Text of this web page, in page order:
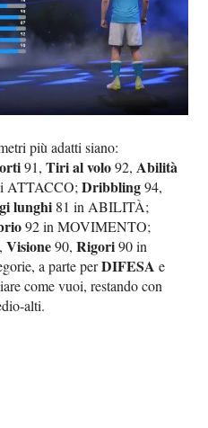
più adatti siano:
91,Tiri al volo92, Abilità
ATTACCO;Dribbling94,
lunghi 81 in ABILITÀ;
92 in MOVIMENTO;
Visione90,Rigori90 in
a parte perDIFESA e
come vuoi, restando con
alti.